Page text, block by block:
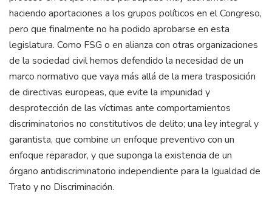
haciendo aportaciones a los grupos políticos en el Congreso,
pero que finalmente no ha podido aprobarse en esta
legislatura. Como FSG o en alianza con otras organizaciones
de la sociedad civil hemos defendido la necesidad de un
marco normativo que vaya más allá de la mera trasposición
de directivas europeas, que evite la impunidad y
desprotección de las víctimas ante comportamientos
discriminatorios no constitutivos de delito; una ley integral y
garantista, que combine un enfoque preventivo con un
enfoque reparador, y que suponga la existencia de un
órgano antidiscriminatorio independiente para la Igualdad de
Trato y no Discriminación.